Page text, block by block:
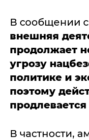
В сообщении
внешняя
продолжает
угрозу
политике и
поэтому
В частности,